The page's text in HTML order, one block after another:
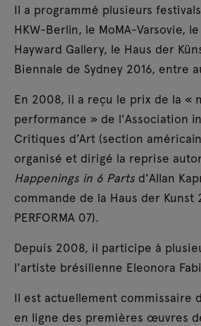
Il a programmé plusieurs
HKW-Berlin, le MoMA-Varsovie, le
Hayward Gallery, le Haus der
Biennale de Sydney 2016, entre
En 2008, il a reçu le prix de la «
performance » de l'Association
Critiques d’Art (section
organisé et dirigé la reprise
Happenings in 6 Parts d'Allan
commande de la Haus der
PERFORMA 07).
Depuis 2008, il participe à
l'artiste brésilienne Eleonora
Il est actuellement commissaire
en ligne des premières œuvres